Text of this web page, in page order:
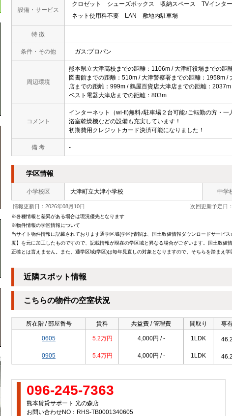
設備・サービス
クロゼット シューズボックス 収納スペース TVインタ
ネット使用料不要
LAN 敷地内駐車場
特 徴
条件・その他 ガス:プロパン
周辺環境
熊本県立大津高校までの距離：1106m / 大津町役場までの
図書館までの距離：510m / 大津警察署までの距離：1958m
店までの距離：999m / 鶴屋百貨店大津店までの距離：
ベスト電器大津店までの距離：803m
コメント
インターネット（wi-fi)無料♪駐車場２台可能♪ご転勤の方・
浴室乾燥機などの設備も充実しています！
初期費用クレジットカード決済可能になりました！
備 考 -
学区情報
小学校区 大津町立大津小学校 中学
情報更新日：2026年08月10日 次回更新予定日
※各種情報と差異がある場合は現況優先となります
※物件情報の学区情報について
当サイト物件情報に記載されております通学区域(学区)情報は、国土数値情報ダウンロードサービ
度】を元に加工したものですので、記載情報が現在の学区域と異なる場合がございます。国土数
正確とは言えません。また、通学区域(学区)は毎年見直しの対象となりますので、そちらを踏まえ学
近隣スポット情報
こちらの物件の空室状況
所在階 / 部屋番号 賃料 共益費 / 管理費 間取り 専
0605 5.2万円 4,000円 / - 1LDK
0905 5.4万円 4,000円 / - 1LDK
096-245-7363
熊本賃貸サポート 光の森店
お問い合わせNO：RHS-TB0001340605